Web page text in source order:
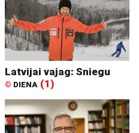
Latvijai vajag: Sniegu
© DIENA (1)